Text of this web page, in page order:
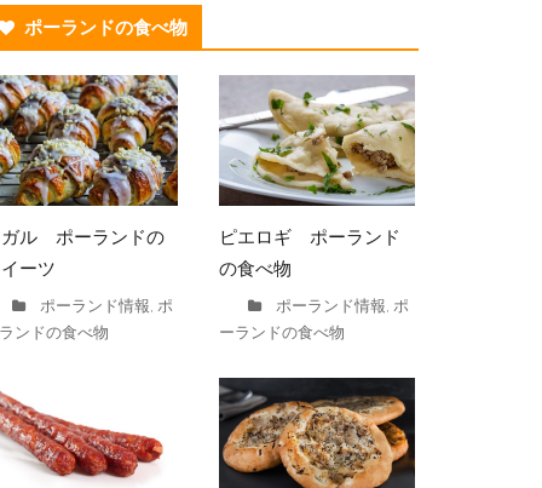
ポーランドの食べ物
ル ポーランドの
ーツ
ポーランド情報 ポ
ンドの食べ物
ピエロギ ポーランド
の食べ物
ポーランド情報 ポ
ーランドの食べ物